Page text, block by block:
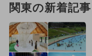
関東の新着記事